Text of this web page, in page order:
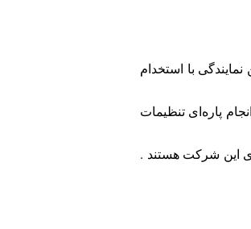
با استخدام
پاره‌ای تنظیمات
این شرکت هستند .